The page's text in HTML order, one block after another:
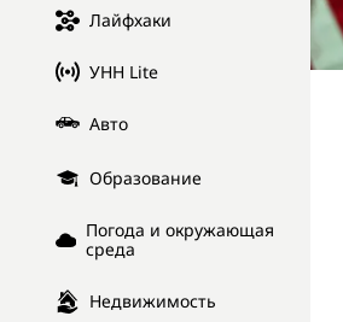
Лайфхаки
УНН Lite
Авто
Образование
Погода и окружающая
среда
Недвижимость